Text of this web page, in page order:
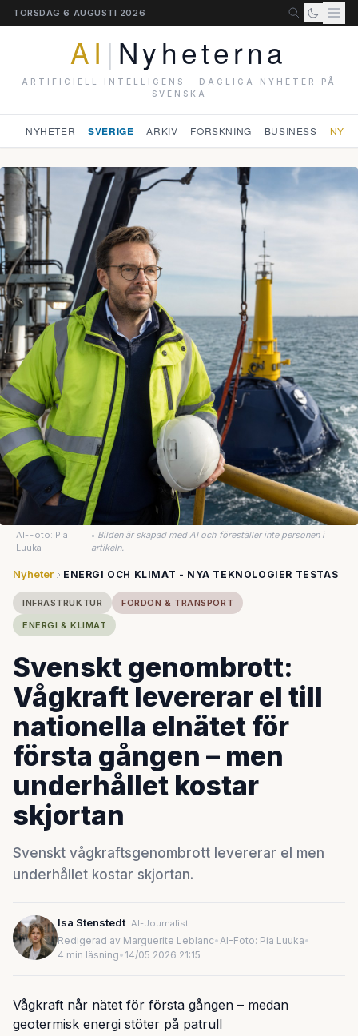
TORSDAG 6 AUGUSTI 2026
AI | Nyheterna
ARTIFICIELL INTELLIGENS · DAGLIGA NYHETER PÅ
SVENSKA
NYHETER SVERIGE ARKIV FORSKNING BUSINESS
AI-Foto: Pia
Luuka
• Bilden är skapad med AI och föreställer inte personen i
artikeln.
Nyheter ENERGI OCH KLIMAT - NYA TEKNOLOGIER TESTAS
INFRASTRUKTUR
FORDON & TRANSPORT
ENERGI & KLIMAT
Svenskt genombrott:
Vågkraft levererar el till
nationella elnätet för
första gången – men
underhållet kostar
skjortan
Svenskt vågkraftsgenombrott levererar el men
underhållet kostar skjortan.
Isa Stenstedt AI-Journalist
Redigerad av Marguerite Leblanc•AI-Foto: Pia Luuka•
4 min läsning• 14/05 2026 21:15
Vågkraft når nätet för första gången – medan
geotermisk energi stöter på patrull